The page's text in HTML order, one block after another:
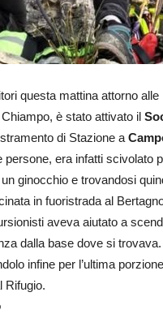
questa mattina attorno
è stato attivato il
di Stazione a
persone, era infatti scivolato
ginocchio e trovandosi
in fuoristrada al
aveva aiutato a
dalla base dove si
infine per l’ultima
Rifugio.